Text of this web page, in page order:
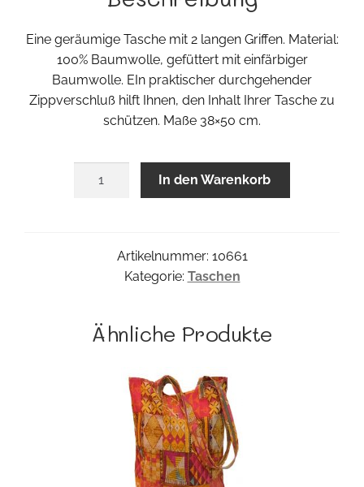
28,20 €
Eine geräumige Tasche mit 2 langen Griffen. Material:
100% Baumwolle, gefüttert mit einfärbiger
Baumwolle. EIn praktischer durchgehender
Zippverschluß hilft Ihnen, den Inhalt Ihrer Tasche zu
schützen. Maße 38×50 cm.
In den Warenkorb
Artikelnummer: 10661
Kategorie: Taschen
Ähnliche Produkte